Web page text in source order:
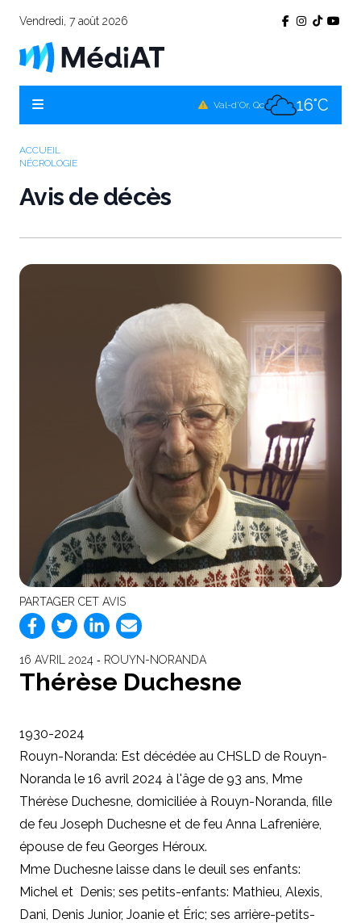
Vendredi, 7 août 2026
Val-d'Or, Qc 16°C
ACCUEIL
NÉCROLOGIE
Avis de décès
PARTAGER CET AVIS
16 AVRIL 2024 ‐ ROUYN-NORANDA
Thérèse Duchesne
1930-2024
Rouyn-Noranda: Est décédée au CHSLD de Rouyn-
Noranda le 16 avril 2024 à l'âge de 93 ans, Mme
Thérèse Duchesne, domiciliée à Rouyn-Noranda, fille
de feu Joseph Duchesne et de feu Anna Lafrenière,
épouse de feu Georges Héroux.
Mme Duchesne laisse dans le deuil ses enfants:
Michel et Denis; ses petits-enfants: Mathieu, Alexis,
Dani, Denis Junior, Joanie et Éric; ses arrière-petits-